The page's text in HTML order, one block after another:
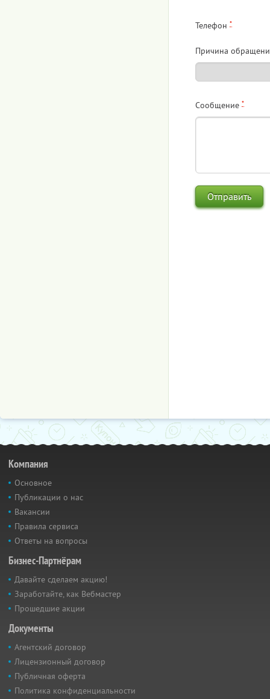
*
Телефон
Причина
*
Сообщение
Компания
Основное
Публикации о нас
Вакансии
Правила сервиса
Ответы на вопросы
Бизнес-Партнёрам
Давайте сделаем акцию!
Заработайте, как Вебмастер
Прошедшие акции
Документы
Агентский договор
Лицензионный договор
Публичная оферта
Политика конфиденциальности